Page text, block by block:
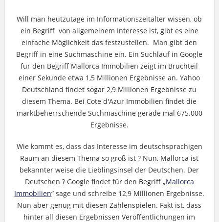
Will man heutzutage im Informationszeitalter wissen, ob
ein Begriff von allgemeinem Interesse ist, gibt es eine
einfache Möglichkeit das festzustellen. Man gibt den
Begriff in eine Suchmaschine ein. Ein Suchlauf in Google
für den Begriff Mallorca Immobilien zeigt im Bruchteil
einer Sekunde etwa 1,5 Millionen Ergebnisse an. Yahoo
Deutschland findet sogar 2,9 Millionen Ergebnisse zu
diesem Thema. Bei Cote d'Azur Immobilien findet die
marktbeherrschende Suchmaschine gerade mal 675.000
Ergebnisse.
Wie kommt es, dass das Interesse im deutschsprachigen
Raum an diesem Thema so groß ist ? Nun, Mallorca ist
bekannter weise die Lieblingsinsel der Deutschen. Der
Deutschen ? Google findet für den Begriff „Mallorca
Immobilien“ sage und schreibe 12,9 Millionen Ergebnisse.
Nun aber genug mit diesen Zahlenspielen. Fakt ist, dass
hinter all diesen Ergebnissen Veröffentlichungen im